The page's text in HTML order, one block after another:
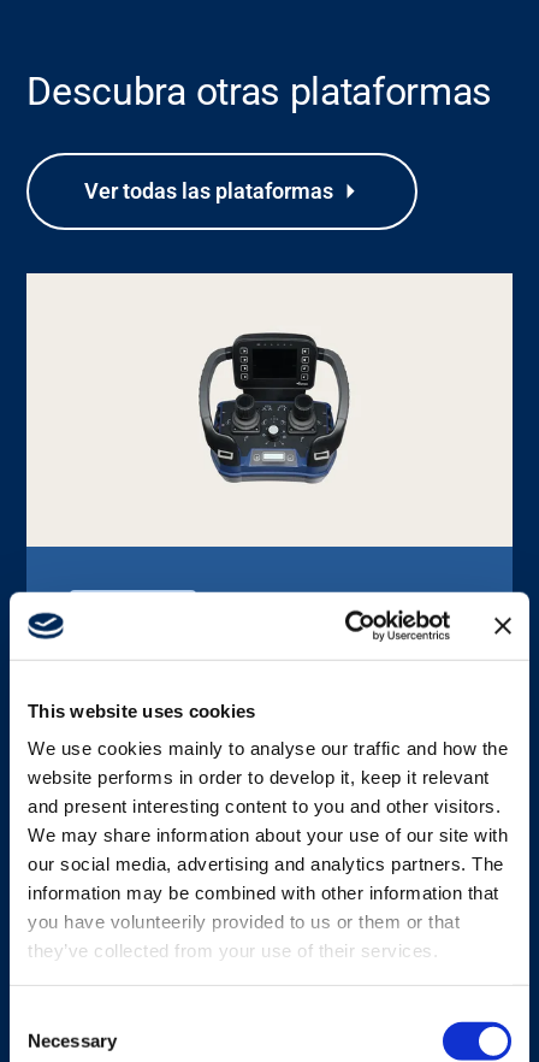
This website uses cookies
We use cookies mainly to analyse our traffic and how the
website performs in order to develop it, keep it relevant
and present interesting content to you and other visitors.
We may share information about your use of our site with
our social media, advertising and analytics partners. The
information may be combined with other information that
you have volunteerily provided to us or them or that
they’ve collected from your use of their services.
Selection
Necessary
Soporte
Descubra otras plataformas
Ver todas las plataformas
Micro
Transmisor tipo pupitre de tamaño más
ofrece un control total en un formato
compacto y fiable.
Explorar Micro